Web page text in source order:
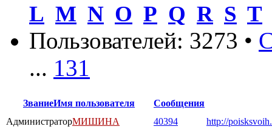
L M N O P Q R S T
Пользователей: 3273 •
... 131
ЗваниеИмя пользователя
Сообщения
АдминистраторМИШИНА 40394
http://